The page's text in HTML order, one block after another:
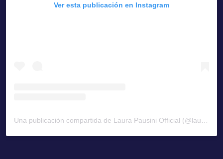
Ver esta publicación en Instagram